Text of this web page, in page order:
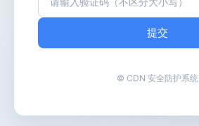
提交
© CDN 安全防护系统